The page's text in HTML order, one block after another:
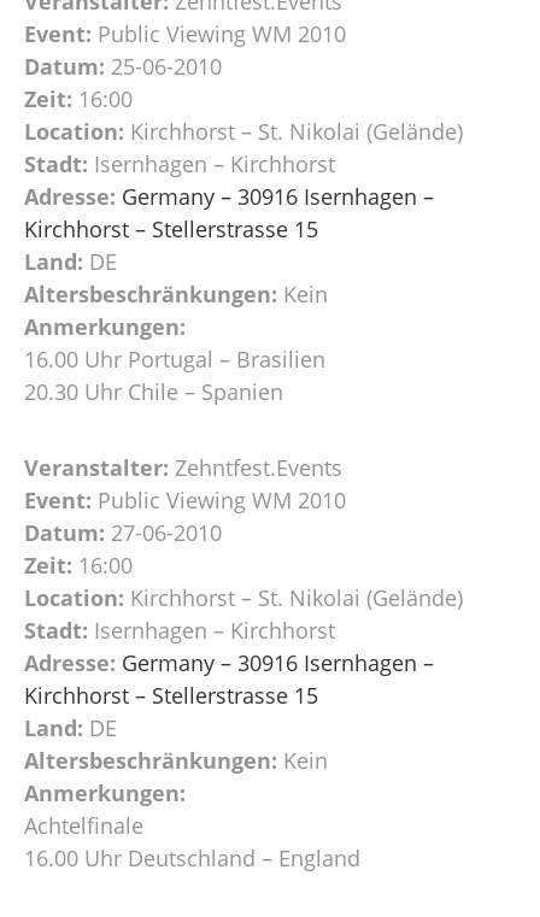
Event: Public Viewing WM 2010
Datum: 25-06-2010
Zeit: 16:00
Location: Kirchhorst – St. Nikolai (Gelände)
Stadt: Isernhagen – Kirchhorst
Adresse: Germany – 30916 Isernhagen –
Kirchhorst – Stellerstrasse 15
Land: DE
Altersbeschränkungen: Kein
Anmerkungen:
16.00 Uhr Portugal – Brasilien
20.30 Uhr Chile – Spanien
Veranstalter: Zehntfest.Events
Event: Public Viewing WM 2010
Datum: 27-06-2010
Zeit: 16:00
Location: Kirchhorst – St. Nikolai (Gelände)
Stadt: Isernhagen – Kirchhorst
Adresse: Germany – 30916 Isernhagen –
Kirchhorst – Stellerstrasse 15
Land: DE
Altersbeschränkungen: Kein
Anmerkungen:
Achtelfinale
16.00 Uhr Deutschland – England